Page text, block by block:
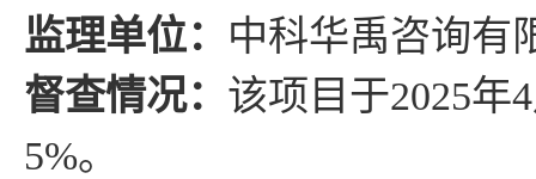
监理单位： 中科华禹咨询有
督查情况： 该项目于2025年4
5%。